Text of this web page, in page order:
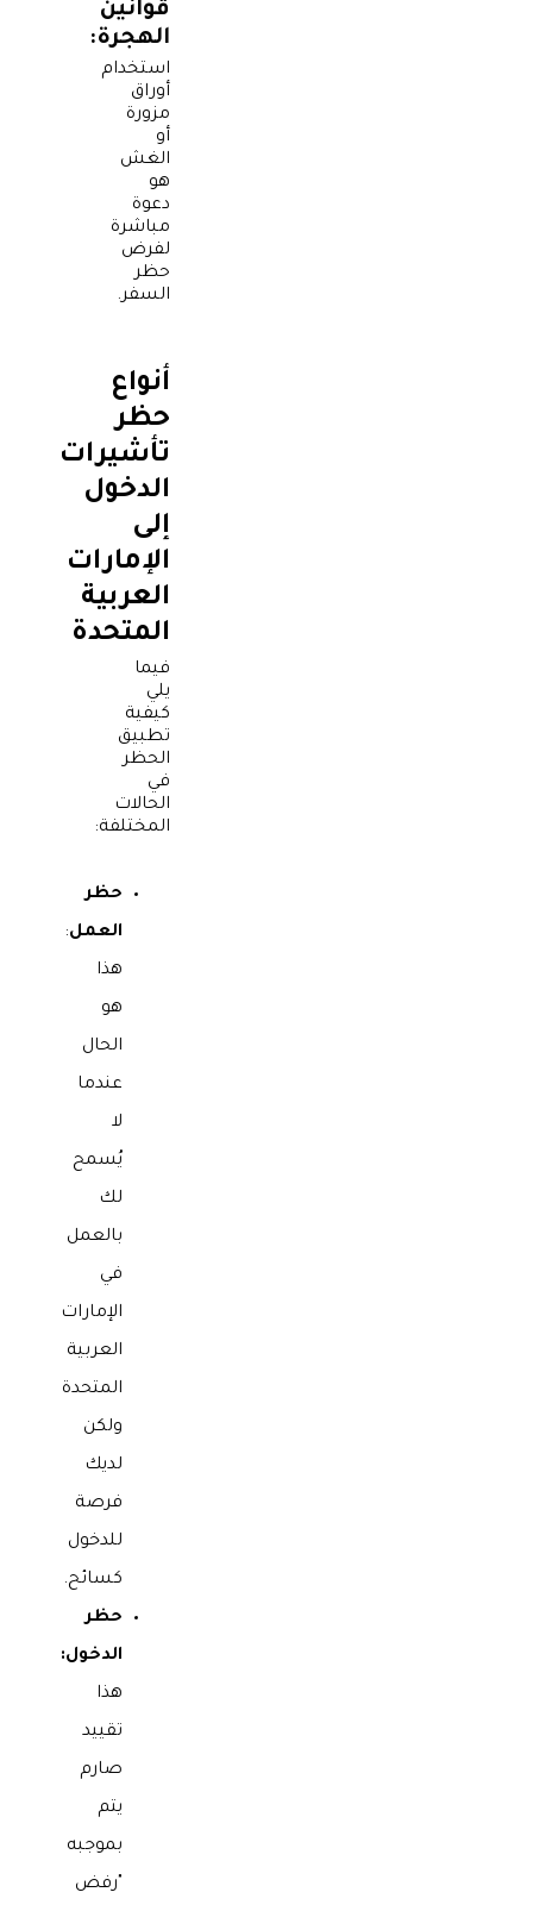
قوانين
الهجرة:
استخدام
أوراق
مزورة
أو
الغش
هو
دعوة
مباشرة
لفرض
حظر
السفر.
أنواع
حظر
تأشيرات
الدخول
إلى
الإمارات
العربية
المتحدة
فيما
يلي
كيفية
تطبيق
الحظر
في
الحالات
المختلفة:
حظر
العمل:
هذا
هو
الحال
عندما
لا
يُسمح
لك
بالعمل
في
الإمارات
العربية
المتحدة
ولكن
لديك
فرصة
للدخول
كسائح.
حظر
الدخول:
هذا
تقييد
صارم
يتم
بموجبه
"رفض